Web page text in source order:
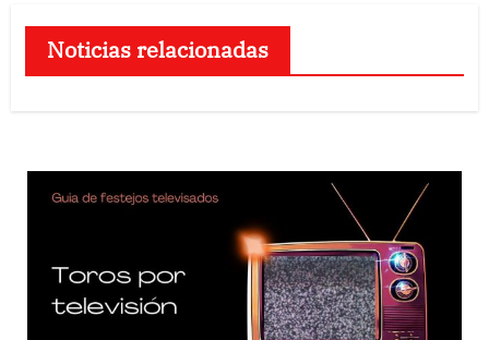
Noticias relacionadas